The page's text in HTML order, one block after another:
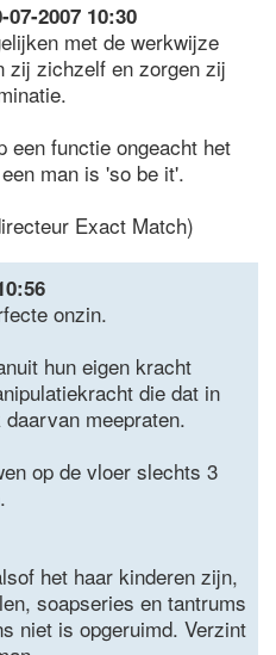
07-2007 10:30
met de werkwijze
zij zichzelf en zorgen zij
een functie ongeacht het
man is 'so be it'.
Exact Match)
onzin.
hun eigen kracht
die dat in
meepraten.
op de vloer slechts 3
het haar kinderen zijn,
soapseries en tantrums
niet is opgeruimd. Verzint